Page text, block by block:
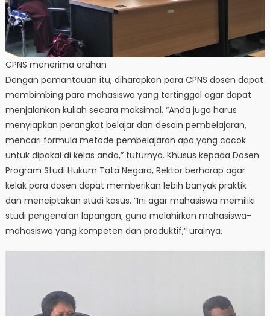
CPNS menerima arahan
Dengan pemantauan itu, diharapkan para CPNS dosen dapat
membimbing para mahasiswa yang tertinggal agar dapat
menjalankan kuliah secara maksimal. “Anda juga harus
menyiapkan perangkat belajar dan desain pembelajaran,
mencari formula metode pembelajaran apa yang cocok
untuk dipakai di kelas anda,” tuturnya. Khusus kepada Dosen
Program Studi Hukum Tata Negara, Rektor berharap agar
kelak para dosen dapat memberikan lebih banyak praktik
dan menciptakan studi kasus. “Ini agar mahasiswa memiliki
studi pengenalan lapangan, guna melahirkan mahasiswa-
mahasiswa yang kompeten dan produktif,” urainya.